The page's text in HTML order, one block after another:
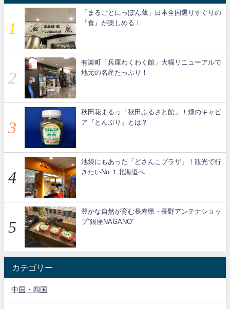
「まるごとにっぽん蔵」日本全国選りすぐりの
『食』が楽しめる！
有楽町「兵庫わくわく館」大幅リニューアルで
地元の名産たっぷり！
秋田花まるっ「秋田ふるさと館」！畑のキャビ
ア『とんぶり』とは？
池袋にもあった「どさんこプラザ」！観光で行
きたいNo.１北海道へ
豊かな自然が育む長寿県・長野アンテナショッ
プ”銀座NAGANO”
カテゴリー
中国・四国